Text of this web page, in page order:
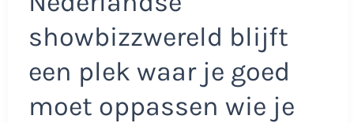
showbizzwereld blijft
een plek waar je goed
moet oppassen wie je